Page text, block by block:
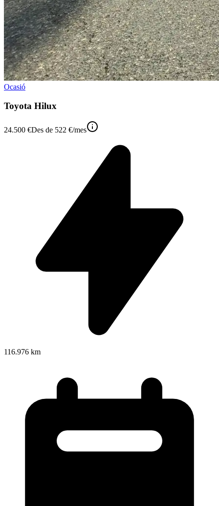
Ocasió
Toyota Hilux
24.500 €Des de 522 €/mes
116.976 km